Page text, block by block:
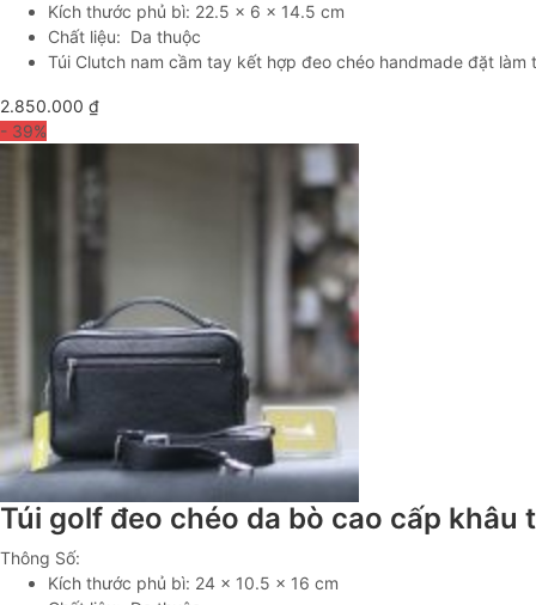
Kích thước phủ bì: 22.5 x 6 x 14.5 cm
Chất liệu: Da thuộc
Túi Clutch nam cầm tay kết hợp đeo chéo handmade đặt
2.850.000 ₫
- 39%
Túi golf đeo chéo da bò cao cấp khâu
Thông Số:
Kích thước phủ bì: 24 x 10.5 x 16 cm